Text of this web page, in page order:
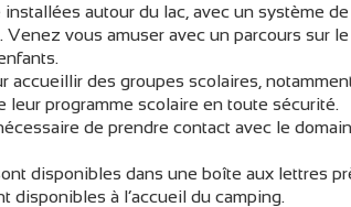
autour du lac, avec un système
Venez vous amuser avec un parcours sur
accueillir des groupes scolaires,
leur programme scolaire en toute sécurité.
de prendre contact avec le
disponibles dans une boîte aux lettres
disponibles à l’accueil du camping.